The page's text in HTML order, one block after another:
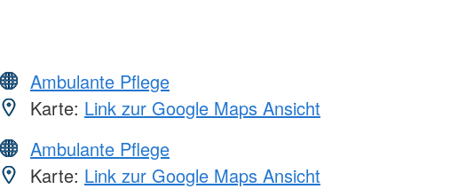
Ambulante Pflege
Karte: Link zur Google Maps Ansicht
Ambulante Pflege
Karte: Link zur Google Maps Ansicht